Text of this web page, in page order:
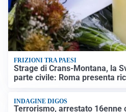
FRIZIONI TRA PAESI
Strage di Crans-Montana, la
parte civile: Roma presenta
INDAGINE DIGOS
Terrorismo, arrestato 16enne